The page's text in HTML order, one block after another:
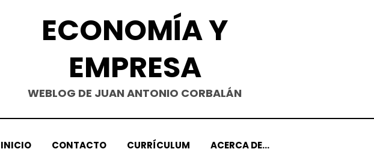
ECONOMÍA Y
EMPRESA
WEBLOG DE JUAN ANTONIO CORBALÁN
INICIO CONTACTO CURRÍCULUM ACERCA DE…